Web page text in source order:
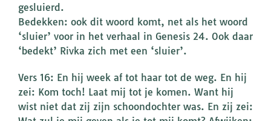
gesluierd.
Bedekken: ook dit woord komt, net als het woord
‘sluier’ voor in het verhaal in Genesis 24. Ook daar
‘bedekt’ Rivka zich met een ‘sluier’.
Vers 16: En hij week af tot haar tot de weg. En hij
zei: Kom toch! Laat mij tot je komen. Want hij
wist niet dat zij zijn schoondochter was. En zij zei: